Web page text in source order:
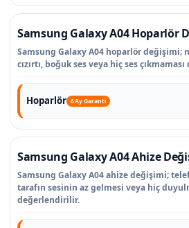
Samsung Galaxy A04 Hoparlör
Samsung Galaxy A04 hoparlör değişimi;
cızırtı, boğuk ses veya hiç ses
Hoparlör 6 Ay Garanti
Samsung Galaxy A04 Ahize
Samsung Galaxy A04 ahize değişimi;
tarafın sesinin az gelmesi veya hiç
değerlendirilir.